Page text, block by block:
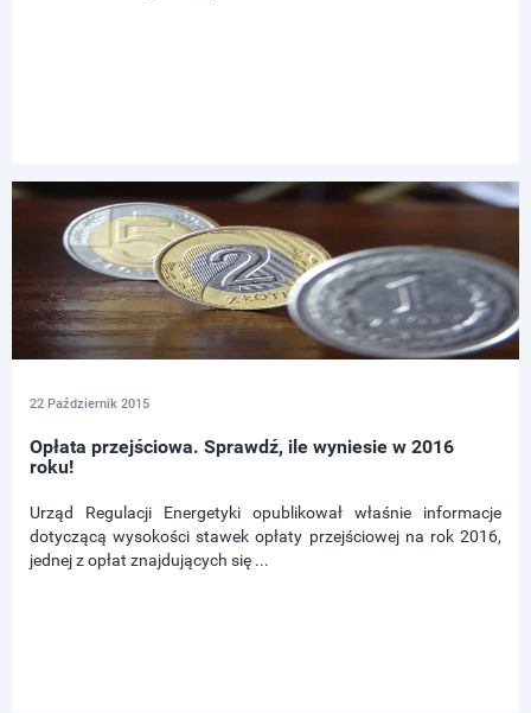
22 Październik 2015
Opłata przejściowa. Sprawdź, ile wyniesie w 2016
roku!
Urząd Regulacji Energetyki opublikował właśnie informacje
dotyczącą wysokości stawek opłaty przejściowej na rok 2016,
jednej z opłat znajdujących się ...